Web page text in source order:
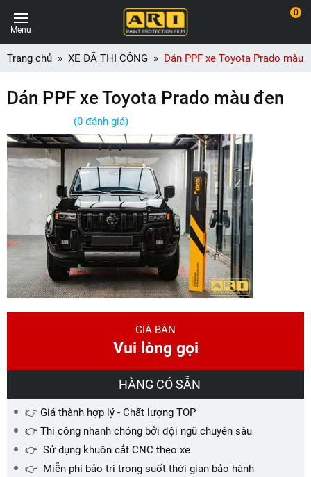
Menu
0
Trang chủ XE ĐÃ THI CÔNG Dán PPF xe Toyota Prado màu
Dán PPF xe Toyota Prado màu đen
(0 đánh giá)
GIÁ BÁN
Vui lòng gọi
HÀNG CÓ SẴN
👉 Giá thành hợp lý - Chất lượng TOP
👉 Thi công nhanh chóng bởi đội ngũ chuyên sâu
👉 Sử dụng khuôn cắt CNC theo xe
👉 Miễn phí bảo trì trong suốt thời gian bảo hành